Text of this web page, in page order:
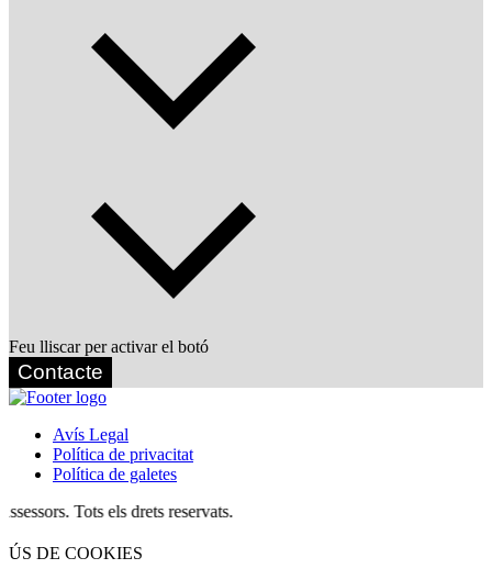
Feu lliscar per activar el botó
Contacte
Avís Legal
Política de privacitat
Política de galetes
Tots els drets reservats.
ÚS DE COOKIES